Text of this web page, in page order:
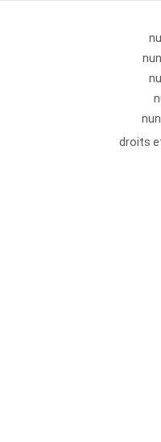
droits